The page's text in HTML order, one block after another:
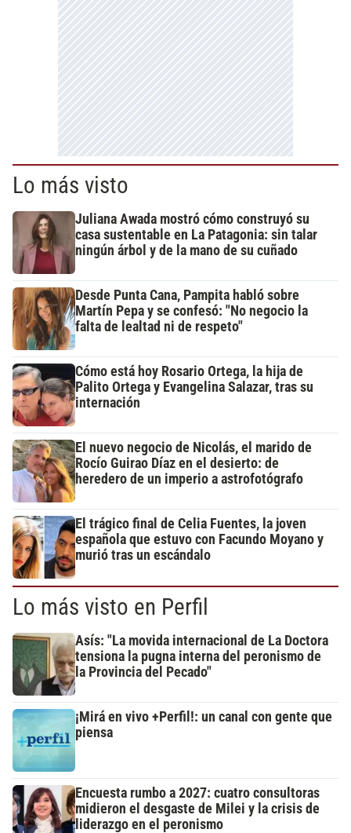
Lo más visto
Juliana Awada mostró cómo construyó su
casa sustentable en La Patagonia: sin talar
ningún árbol y de la mano de su cuñado
Desde Punta Cana, Pampita habló sobre
Martín Pepa y se confesó: "No negocio la
falta de lealtad ni de respeto"
Cómo está hoy Rosario Ortega, la hija de
Palito Ortega y Evangelina Salazar, tras su
internación
El nuevo negocio de Nicolás, el marido de
Rocío Guirao Díaz en el desierto: de
heredero de un imperio a astrofotógrafo
El trágico final de Celia Fuentes, la joven
española que estuvo con Facundo Moyano y
murió tras un escándalo
Lo más visto en Perfil
Asís: "La movida internacional de La Doctora
tensiona la pugna interna del peronismo de
la Provincia del Pecado"
¡Mirá en vivo +Perfil!: un canal con gente que
piensa
Encuesta rumbo a 2027: cuatro consultoras
midieron el desgaste de Milei y la crisis de
liderazgo en el peronismo